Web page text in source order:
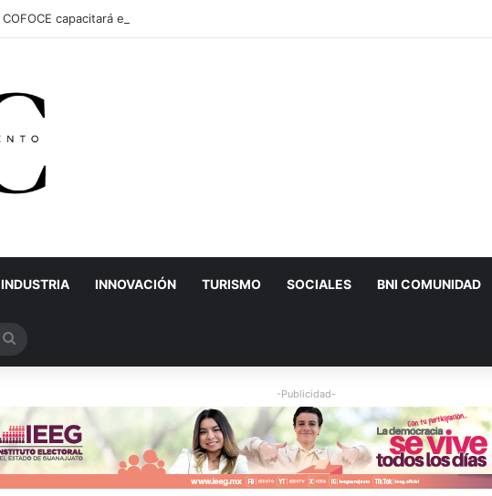
COFOCE capacitará empresas de Guanajuato Capital para conquistar nuevos mercados
INDUSTRIA INNOVACIÓN TURISMO SOCIALES BNI COMUNIDAD
-Publicidad-